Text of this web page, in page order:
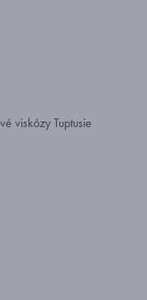
viskózy Tuptusie